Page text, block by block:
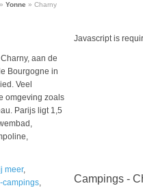
» Yonne » Charny
aan de
Bourgogne in
Veel
omgeving zoals
Parijs ligt 1,5
meer,
campings,
Javascript is
Campings -